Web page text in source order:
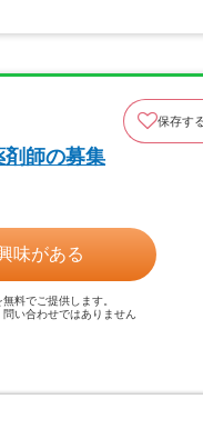
保存す
師の募集
味がある
料でご提供します。
い合わせではありません